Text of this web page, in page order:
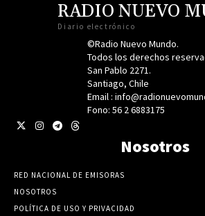
RADIO NUEVO
Diario electrónico
©Radio Nuevo Mundo.
Todos los derechos
San Pablo 2271.
Santiago, Chile
Email :
Fono: 56 2 6883175
Nosotros
RED NACIONAL DE EMISORAS
NOSOTROS
POLÍTICA DE USO Y PRIVACIDAD